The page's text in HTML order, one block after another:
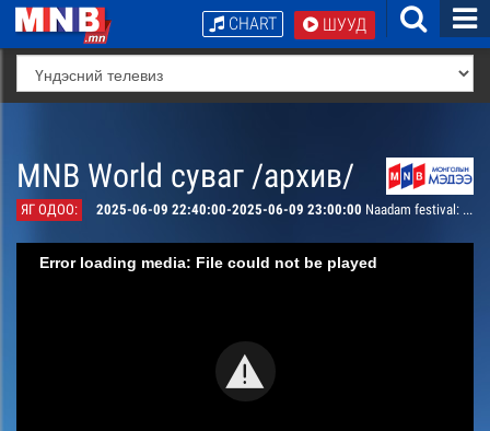
ШУУД
CHART
MNB World суваг /архив/
ЯГ ОДОО: 2025-06-09 22:40:00-2025-06-09 23:00:00 Naadam festival: Horse racing
Error loading media: File could not be played